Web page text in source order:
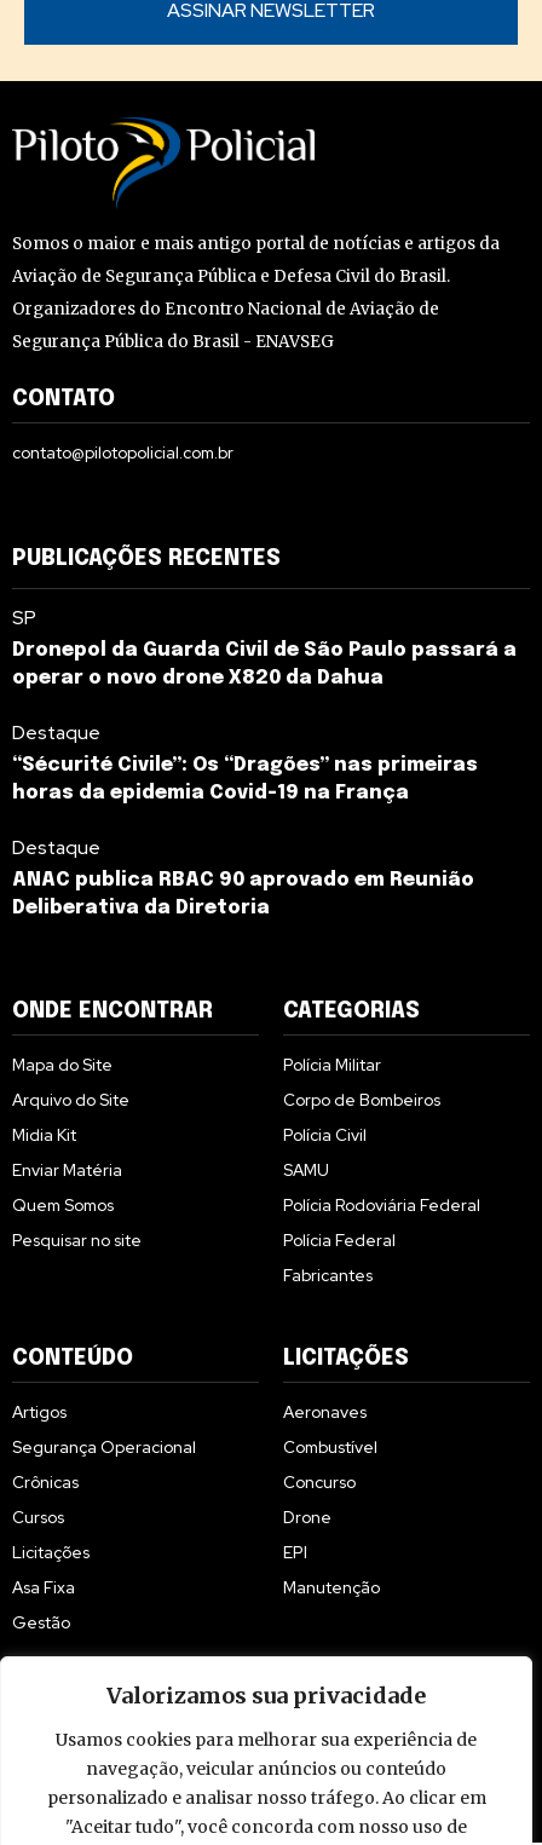
Valorizamos sua privacidade
Usamos cookies para melhorar sua experiência de
navegação, veicular anúncios ou conteúdo
personalizado e analisar nosso tráfego. Ao clicar em
"Aceitar tudo", você concorda com nosso uso de
Somos o maior e mais antigo portal de notícias e artigos da
Aviação de Segurança Pública e Defesa Civil do Brasil.
Organizadores do Encontro Nacional de Aviação de
Segurança Pública do Brasil - ENAVSEG
CONTATO
contato@pilotopolicial.com.br
PUBLICAÇÕES RECENTES
SP
Dronepol da Guarda Civil de São Paulo passará a
operar o novo drone X820 da Dahua
Destaque
“Sécurité Civile”: Os “Dragões” nas primeiras
horas da epidemia Covid-19 na França
Destaque
ANAC publica RBAC 90 aprovado em Reunião
Deliberativa da Diretoria
ONDE ENCONTRAR
Mapa do Site
Arquivo do Site
Midia Kit
Enviar Matéria
Quem Somos
Pesquisar no site
CATEGORIAS
Polícia Militar
Corpo de Bombeiros
Polícia Civil
SAMU
Polícia Rodoviária Federal
Polícia Federal
Fabricantes
CONTEÚDO
Artigos
Segurança Operacional
Crônicas
Cursos
Licitações
Asa Fixa
Gestão
LICITAÇÕES
Aeronaves
Combustível
Concurso
Drone
EPI
Manutenção
© 2009 - 2026 Piloto Policial. Todos os direitos reservados. Brasil.